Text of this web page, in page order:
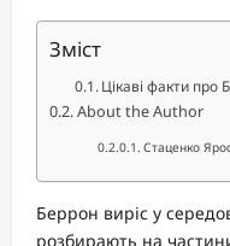
Зміст
Цікаві факти про
About the Author
Стаценко
Беррон виріс у
розбирають на